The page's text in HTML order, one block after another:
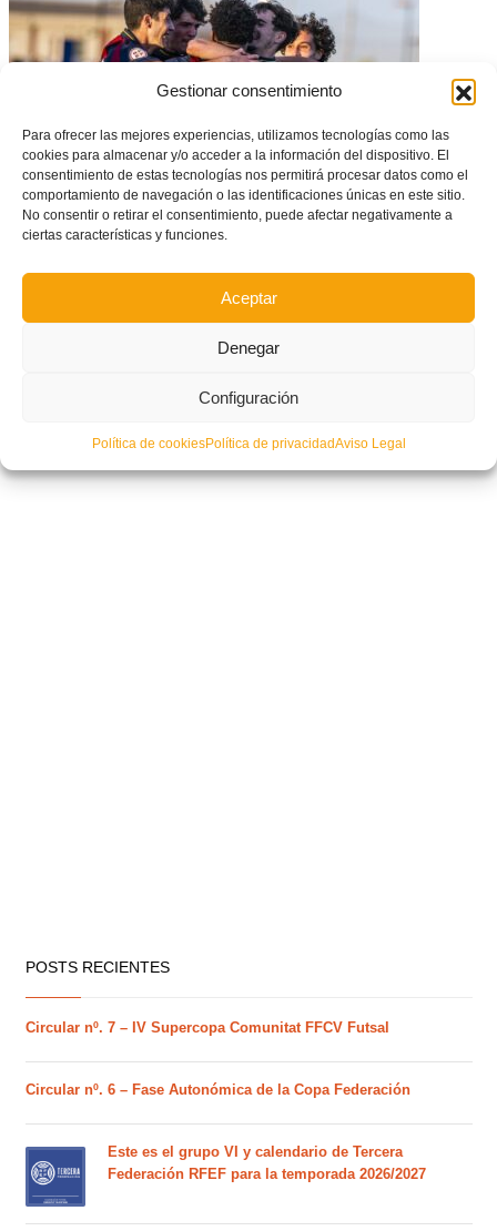
Gestionar consentimiento
Para ofrecer las mejores experiencias, utilizamos tecnologías como las
cookies para almacenar y/o acceder a la información del dispositivo. El
consentimiento de estas tecnologías nos permitirá procesar datos como el
comportamiento de navegación o las identificaciones únicas en este sitio.
No consentir o retirar el consentimiento, puede afectar negativamente a
ciertas características y funciones.
Aceptar
Denegar
Configuración
Política de cookiesPolítica de privacidadAviso Legal
POSTS RECIENTES
Circular nº. 7 – IV Supercopa Comunitat FFCV Futsal
Circular nº. 6 – Fase Autonómica de la Copa Federación
Este es el grupo VI y calendario de Tercera
Federación RFEF para la temporada 2026/2027